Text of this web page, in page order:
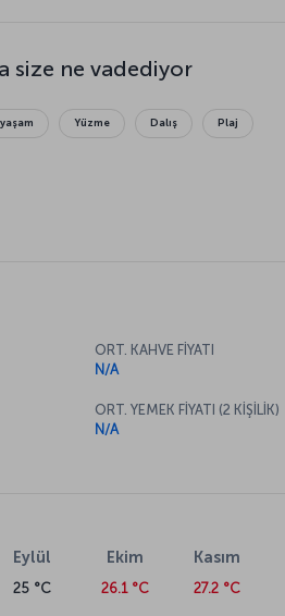
size ne vadediyor
Yüzme Dalış Plaj
ORT. KAHVE FİYATI
N/A
ORT. YEMEK FİYATI (2 KİŞİLİK)
N/A
Eylül
25 °C
Ekim
26.1 °C
Kasım
27.2 °C